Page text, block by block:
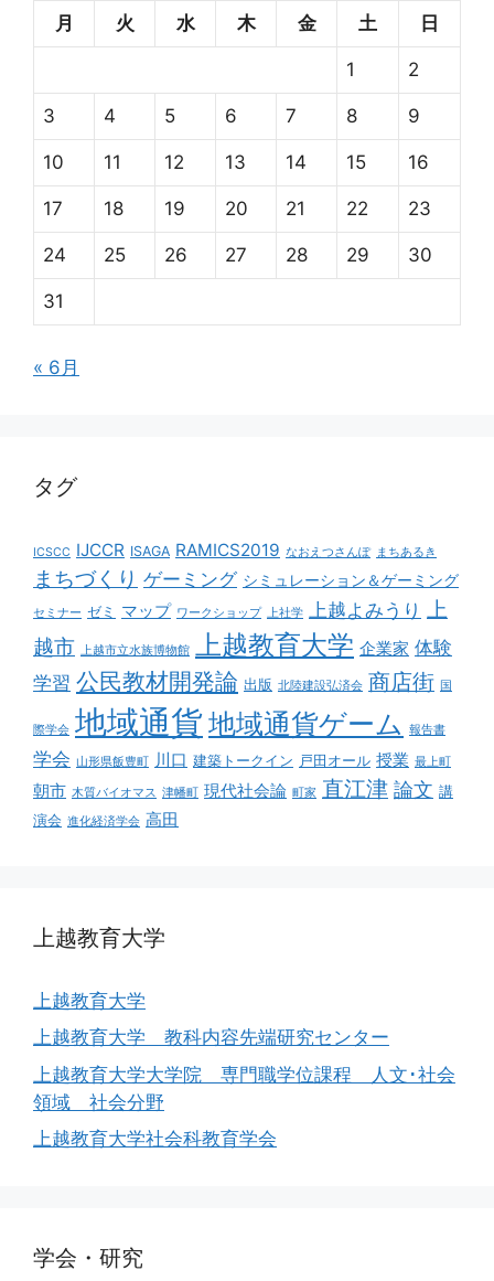
月
火 水 木 金 土 日
1 2
3 4 5 6 7 8 9
10 11 12 13 14 15 16
17 18 19 20 21 22 23
24 25 26 27 28 29 30
31
« 6月
タグ
ICSCC IJCCR ISAGA RAMICS2019 なおえつさんぽ まちあるき
まちづくり ゲーミング シミュレーション＆ゲーミング
セミナー ゼミ マップ ワークショップ 上社学 上越よみうり
上
越市
上越市立水族博物館 上越教育大学 企業家 体験
学習 公民教材開発論 出版 北陸建設弘済会 商店街 国
際学会 地域通貨地域通貨ゲーム 報告書
学会 山形県飯豊町 川口 建築トークイン 戸田オール 授業 最上町
朝市 木質バイオマス 津幡町 現代社会論 町家 直江津 論文 講
演会 進化経済学会 高田
上越教育大学
上越教育大学
上越教育大学 教科内容先端研究センター
上越教育大学大学院 専門職学位課程 人文･社会
領域 社会分野
上越教育大学社会科教育学会
学会・研究